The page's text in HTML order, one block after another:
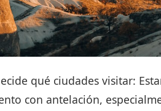
qué ciudades visitar:
con antelación,